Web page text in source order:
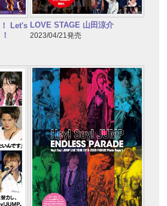
Let's LOVE STAGE 山田涼介
2023/04/21発売